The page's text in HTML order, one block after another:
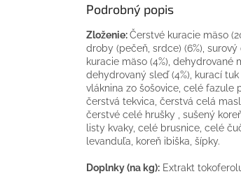
Podrobný popis
Zloženie:Čerstvé kuracie mäso
droby (pečeň, srdce) (6%),
kuracie mäso (4%), dehydrované
dehydrovaný sleď (4%), kurací
vláknina zo šošovice, celé fazule
čerstvá tekvica, čerstvá celá
čerstvé celé hrušky , sušený
listy kvaky, celé brusnice, celé
levanduľa, koreň ibiška, šípky.
Doplnky (na kg): Extrakt